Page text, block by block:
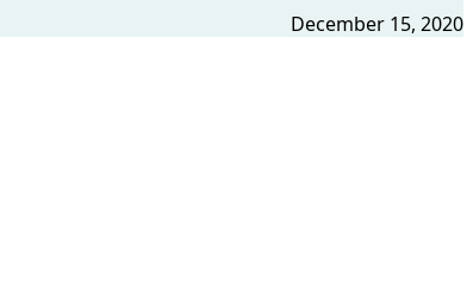
December 15, 2020